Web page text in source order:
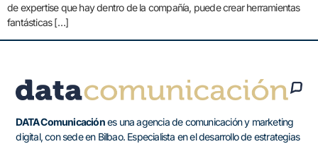
de expertise que hay dentro de la compañía, puede crear herramientas
fantásticas […]
DATA Comunicaciónes una agencia de comunicación y marketing
digital, con sede en Bilbao. Especialista en el desarrollo de estrategias